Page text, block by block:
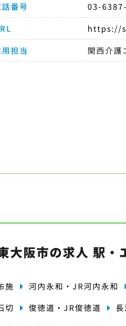
話番号
03-
https://
担当
関西介護
大阪市の求人 駅・
施 河内永和・JR河内永和
切
俊徳道・JR俊徳道